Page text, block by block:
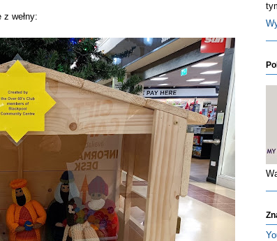
wełny: